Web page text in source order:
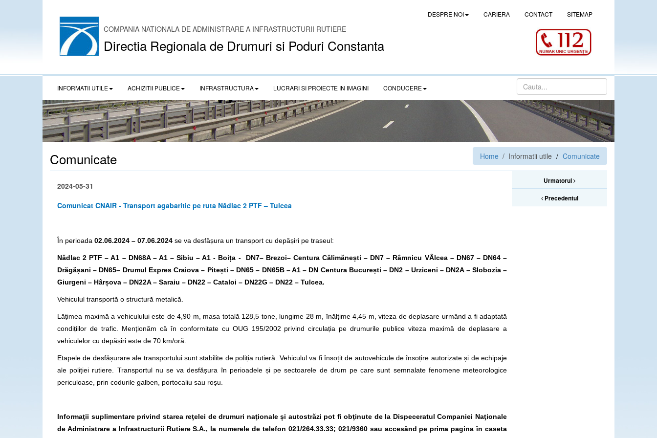
DESPRE NOI CARIERA CONTACT SITEMAP
COMPANIA NATIONALA DE ADMINISTRARE A INFRASTRUCTURII RUTIERE
Directia Regionala de Drumuri si Poduri Constanta
INFORMATII UTILE ACHIZITII PUBLICE INFRASTRUCTURA LUCRARI SI PROIECTE IN IMAGINI CONDUCERE
Comunicate Home / Informatii utile Comunicate
Urmatorul
Precedentul
2024-05-31
Comunicat CNAIR - Transport agabaritic pe ruta Nădlac 2 PTF – Tulcea
În perioada 02.06.2024 – 07.06.2024 se va desfășura un transport cu depășiri pe traseul:
Nădlac 2 PTF– A1 – DN68A – A1 – Sibiu – A1 - Boița - DN7– Brezoi– Centura Călimănești – DN7 – Râmnicu VÂlcea – DN67 – DN64 –
Drăgășani – DN65– Drumul Expres Craiova – Pitești – DN65 – DN65B – A1 – DN Centura București – DN2 – Urziceni – DN2A – Slobozia –
Giurgeni – Hârșova – DN22A – Saraiu – DN22 – Cataloi – DN22G – DN22 – Tulcea.
Vehiculul transportă o structură metalică.
Lățimea maximă a vehiculului este de 4,90 m, masa totală 128,5 tone, lungime 28 m, înălțime 4,45 m, viteza de deplasare urmând a fi adaptată
condițiilor de trafic. Menționăm că în conformitate cu OUG 195/2002 privind circulația pe drumurile publice viteza maximă de deplasare a
vehiculelor cu depășiri este de 70 km/oră.
Etapele de desfășurare ale transportului sunt stabilite de poliția rutieră. Vehiculul va fi însoțit de autovehicule de însoțire autorizate și de echipaje
ale poliției rutiere. Transportul nu se va desfășura în perioadele și pe sectoarele de drum pe care sunt semnalate fenomene meteorologice
periculoase, prin codurile galben, portocaliu sau roșu.
Informaţii suplimentare privind starea reţelei de drumuri naţionale și autostrăzi pot fi obţinute de la Dispeceratul Companiei Naţionale
de Administrare a Infrastructurii Rutiere S.A., la numerele de telefon 021/264.33.33; 021/9360 sau accesând pe prima pagina în caseta